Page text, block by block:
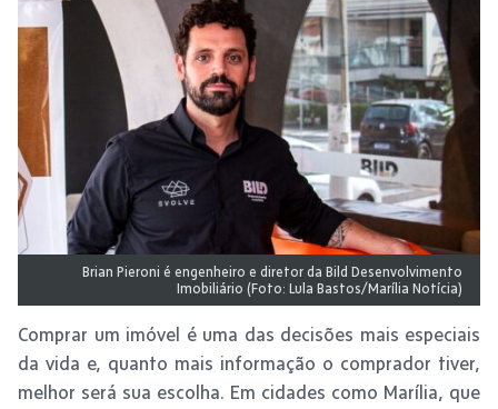
Brian Pieroni é engenheiro e diretor da Bild Desenvolvimento
Imobiliário (Foto: Lula Bastos/Marília Notícia)
Comprar um imóvel é uma das decisões mais especiais
da vida e, quanto mais informação o comprador tiver,
melhor será sua escolha. Em cidades como Marília, que